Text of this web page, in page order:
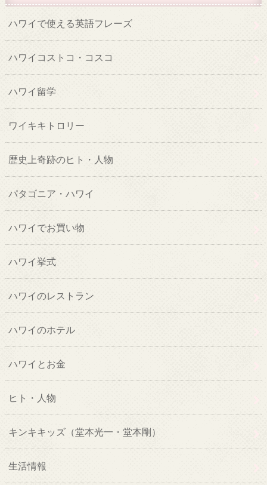
ハワイで使える英語フレーズ
ハワイコストコ・コスコ
ハワイ留学
ワイキキトロリー
歴史上奇跡のヒト・人物
パタゴニア・ハワイ
ハワイでお買い物
ハワイ挙式
ハワイのレストラン
ハワイのホテル
ハワイとお金
ヒト・人物
キンキキッズ（堂本光一・堂本剛）
生活情報